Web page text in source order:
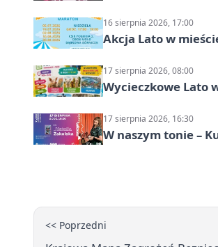
16 sierpnia 2026, 17:00
Akcja Lato w
17 sierpnia 2026, 08:00
Wycieczkowe Lato
17 sierpnia 2026, 16:30
W naszym tonie –
<< Poprzedni